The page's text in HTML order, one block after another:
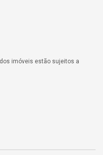
imóveis estão sujeitos a